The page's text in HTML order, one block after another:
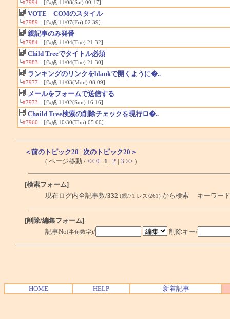
└#7994[作成:11/08(Sat) 00:17]
VOTE COMのスタイル
└#7989 [作成:11/07(Fri) 02:39]
親記事のみ発番
└#7984[作成:11/04(Tue) 21:32]
Child Treeでタイトル必須
└#7983 [作成:11/04(Tue) 21:30]
ランキングのリンクをblankで開くように�..
└#7977[作成:11/03(Mon) 08:09]
メールをフォームで送信する
└#7973 [作成:11/02(Sun) 16:16]
Chaild Tree検索の削除チェックを現行ロ�..
└#7960 [作成:10/30(Thu) 05:00]
＜前のトピック20 | 次のトピック20＞
( ページ移動 / << 0 | 1 | 2 | 3 >> )
[検索フォーム]
現在ログ内全記事数/332 (親/71 レス/261) から検索 キーワー
[削除/編集フォーム]
記事No(半角数字)/ 削除キー/
HOME HELP 新着記事